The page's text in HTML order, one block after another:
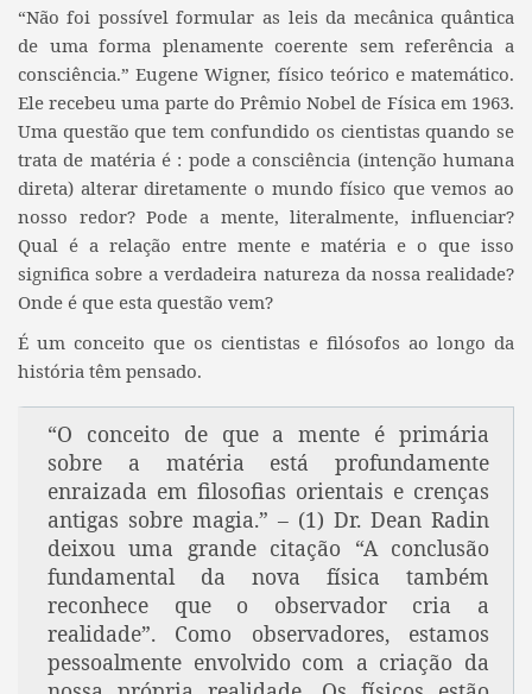
“Não foi possível formular as leis da mecânica quântica
de uma forma plenamente coerente sem referência a
consciência.” Eugene Wigner, físico teórico e matemático.
Ele recebeu uma parte do Prêmio Nobel de Física em 1963.
Uma questão que tem confundido os cientistas quando se
trata de matéria é : pode a consciência (intenção humana
direta) alterar diretamente o mundo físico que vemos ao
nosso redor? Pode a mente, literalmente, influenciar?
Qual é a relação entre mente e matéria e o que isso
significa sobre a verdadeira natureza da nossa realidade?
Onde é que esta questão vem?
É um conceito que os cientistas e filósofos ao longo da
história têm pensado.
“O conceito de que a mente é primária
sobre a matéria está profundamente
enraizada em filosofias orientais e crenças
antigas sobre magia.” – (1) Dr. Dean Radin
deixou uma grande citação “A conclusão
fundamental da nova física também
reconhece que o observador cria a
realidade”. Como observadores, estamos
pessoalmente envolvido com a criação da